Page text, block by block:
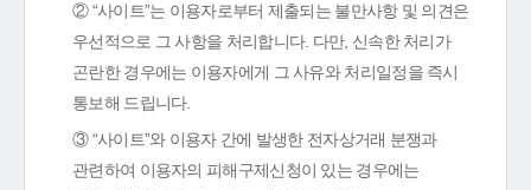
② “사이트”는 이용자로부터 제출되는 불만사항 및 의견은
우선적으로 그 사항을 처리합니다. 다만, 신속한 처리가
곤란한 경우에는 이용자에게 그 사유와 처리일정을 즉시
통보해 드립니다.
③ “사이트”와 이용자 간에 발생한 전자상거래 분쟁과
관련하여 이용자의 피해구제신청이 있는 경우에는